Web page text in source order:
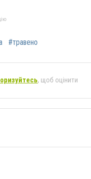
#травено
, щоб оцінити